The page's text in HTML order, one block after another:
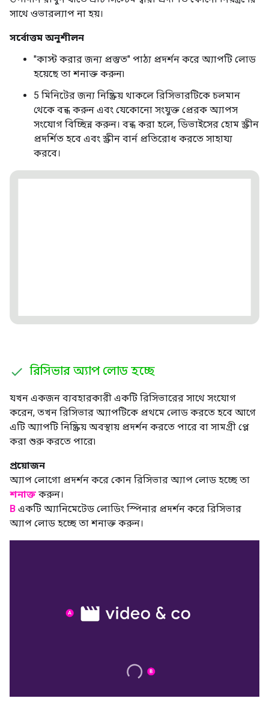
সাথে ওভারল্যাপ না হয়।
সর্বোত্তম অনুশীলন
"কাস্ট করার জন্য প্রস্তুত" পাঠ্য প্রদর্শন করে অ্যাপটি লোড
হয়েছে তা শনাক্ত করুন৷
5 মিনিটের জন্য নিষ্ক্রিয় থাকলে রিসিভারটিকে চলমান
থেকে বন্ধ করুন এবং যেকোনো সংযুক্ত প্রেরক অ্যাপস
সংযোগ বিচ্ছিন্ন করুন। বন্ধ করা হলে, ডিভাইসের হোম স্ক্রীন
প্রদর্শিত হবে এবং স্ক্রীন বার্ন প্রতিরোধ করতে সাহায্য
করবে।
রিসিভার অ্যাপ লোড হচ্ছে
যখন একজন ব্যবহারকারী একটি রিসিভারের সাথে সংযোগ
করেন, তখন রিসিভার অ্যাপটিকে প্রথমে লোড করতে হবে আগে
এটি অ্যাপটি নিষ্ক্রিয় অবস্থায় প্রদর্শন করতে পারে বা সামগ্রী প্লে
করা শুরু করতে পারে৷
প্রয়োজন
অ্যাপ লোগো প্রদর্শন করে কোন রিসিভার অ্যাপ লোড হচ্ছে তা
শনাক্ত করুন।
B একটি অ্যানিমেটেড লোডিং স্পিনার প্রদর্শন করে রিসিভার
অ্যাপ লোড হচ্ছে তা শনাক্ত করুন।